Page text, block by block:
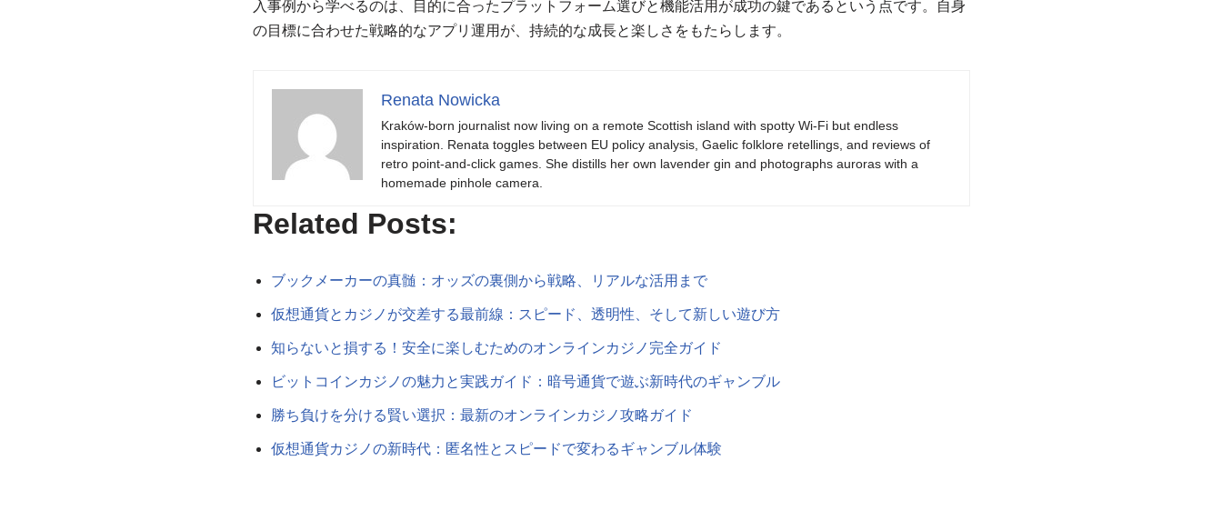
入事例から学べるのは、目的に合ったプラットフォーム選びと機能活用が成功の鍵であるという点です。自身
の目標に合わせた戦略的なアプリ運用が、持続的な成長と楽しさをもたらします。
Renata Nowicka
Kraków-born journalist now living on a remote Scottish island with spotty Wi-Fi but endless
inspiration. Renata toggles between EU policy analysis, Gaelic folklore retellings, and reviews of
retro point-and-click games. She distills her own lavender gin and photographs auroras with a
homemade pinhole camera.
Related Posts:
ブックメーカーの真髄：オッズの裏側から戦略、リアルな活用まで
仮想通貨とカジノが交差する最前線：スピード、透明性、そして新しい遊び方
知らないと損する！安全に楽しむためのオンラインカジノ完全ガイド
ビットコインカジノの魅力と実践ガイド：暗号通貨で遊ぶ新時代のギャンブル
勝ち負けを分ける賢い選択：最新のオンラインカジノ攻略ガイド
仮想通貨カジノの新時代：匿名性とスピードで変わるギャンブル体験